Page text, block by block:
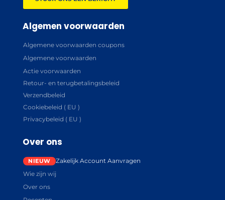
Algemen voorwaarden
Algemene voorwaarden coupons
Algemene voorwaarden
Actie voorwaarden
Retour- en terugbetalingsbeleid
Verzendbeleid
Cookiebeleid ( EU )
Privacybeleid ( EU )
Over ons
Zakelijk Account Aanvragen
Wie zijn wij
Over ons